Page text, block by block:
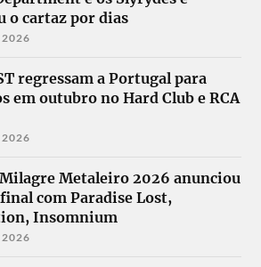
o cartaz por dias
2026
regressam a Portugal para
em outubro no Hard Club e RCA
2026
Metaleiro 2026 anunciou
com Paradise Lost,
Insomnium
2026